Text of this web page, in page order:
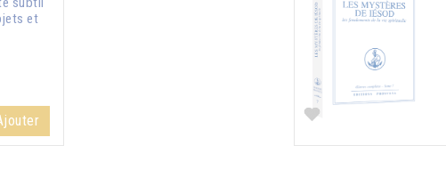
et